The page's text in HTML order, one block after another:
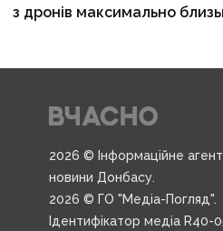
з дронів максимально
2026 © Інформаційне
новини Донбасу.
2026 © ГО "Медіа-Погляд".
Ідентифікатор медіа R40-